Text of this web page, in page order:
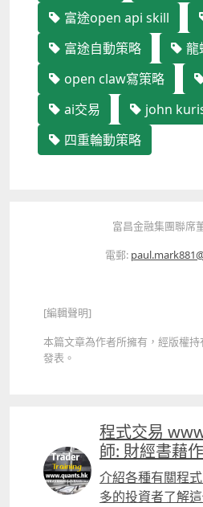
富途open api skill
富途自動策略
龍
open claw寫策略
ai交易
john
四重輪動策略
富昌金融集團聯席
電郵:
[編輯聲明]
本篇文章為作者所擁有，經版權
發表。
程式交易
師: 財經書藉
介紹各種有關程
多的投資者了解